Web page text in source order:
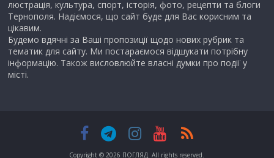
люстрація, культура, спорт, історія, фото, рецепти та блоги
Тернополя. Надіємося, що сайт буде для Вас корисним та
цікавим.
Будемо вдячні за Ваші пропозиції щодо нових рубрик та
тематик для сайту. Ми постараємося відшукати потрібну
інформацію. Також висловлюйте власні думки про події у
місті.
Copyright © 2026 ПОГЛЯД . All rights reserved.